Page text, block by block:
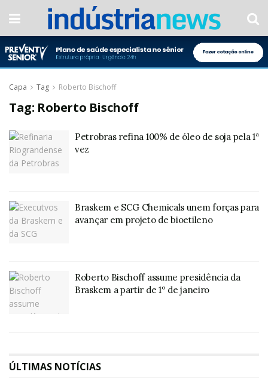
Capa Tag Roberto Bischoff
Tag: Roberto Bischoff
Petrobras refina 100% de óleo de soja pela 1ª
vez
Braskem e SCG Chemicals unem forças para
avançar em projeto de bioetileno
Roberto Bischoff assume presidência da
Braskem a partir de 1º de janeiro
ÚLTIMAS NOTÍCIAS